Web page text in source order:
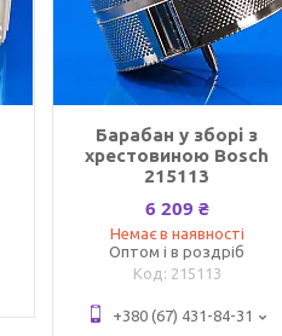
Барабан у зборі з
хрестовиною Bosch
215113
6 209 ₴
Немає в наявності
Оптом і в роздріб
215113
+380 (67) 431-84-31